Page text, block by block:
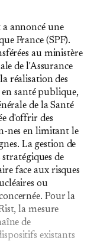
annoncé une
France (SPF).
au ministère
de l'Assurance
réalisation des
santé publique,
de la Santé
d'offrir des
nes en limitant le
La gestion de
stratégiques de
face aux risques
ou
Pour la
la mesure
de
existants